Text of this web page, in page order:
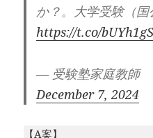
か？。大学受験（国
https://t.co/
— 受験塾家庭教師
December 7, 2024
【A案】